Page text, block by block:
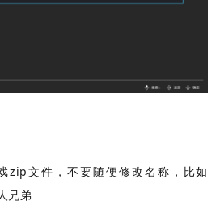
zip文件，不要随便修改名称，比如
兄弟